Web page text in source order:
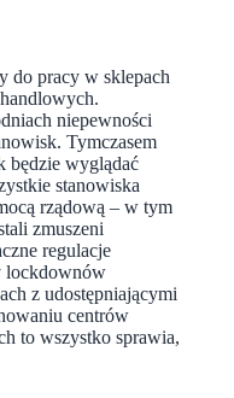
do pracy w sklepach
niepewności
Tymczasem
będzie wyglądać
stanowiska
rządową – w tym
zmuszeni
regulacje
lockdownów
z udostępniającymi
centrów
to wszystko sprawia,